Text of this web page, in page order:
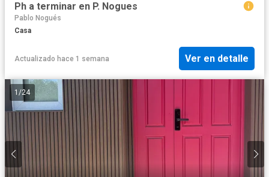
Ph a terminar en P. Nogues
Pablo Nogués
Casa
Actualizado hace 1 semana Ver en detalle
1 /24